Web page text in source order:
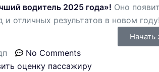
водитель 2025 года»! Оно
отличных результатов в новом году!
Начать
No Comments
оценку пассажиру